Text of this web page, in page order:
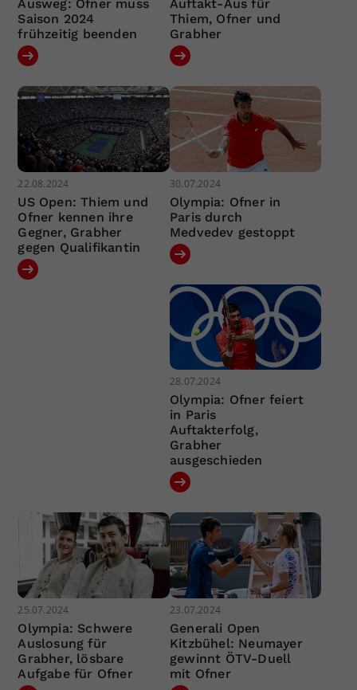
Ausweg: Ofner muss
Saison 2024
frühzeitig beenden
Auftakt-Aus für
Thiem, Ofner und
Grabher
22.08.2024
US Open: Thiem und
Ofner kennen ihre
Gegner, Grabher
gegen Qualifikantin
30.07.2024
Olympia: Ofner in
Paris durch
Medvedev gestoppt
28.07.2024
Olympia: Ofner feiert
in Paris
Auftakterfolg,
Grabher
ausgeschieden
25.07.2024
Olympia: Schwere
Auslosung für
Grabher, lösbare
Aufgabe für Ofner
23.07.2024
Generali Open
Kitzbühel: Neumayer
gewinnt ÖTV-Duell
mit Ofner